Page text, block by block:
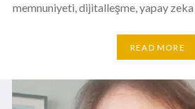
memnuniyeti, dijitalleşme, yapay
READ MORE